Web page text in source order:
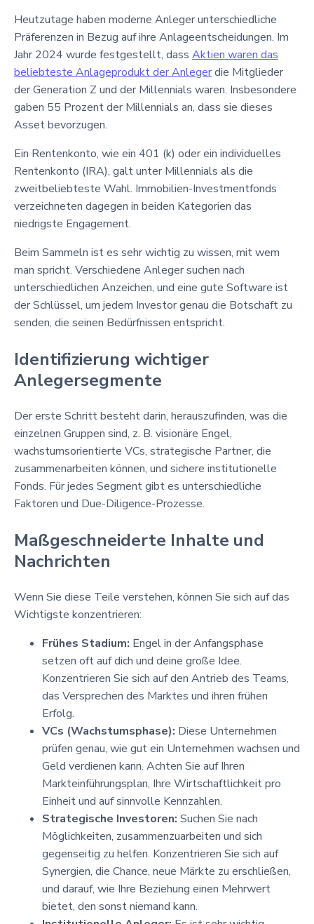
Heutzutage haben moderne Anleger unterschiedliche
Präferenzen in Bezug auf ihre Anlageentscheidungen. Im
Jahr 2024 wurde festgestellt, dass Aktien waren das
beliebteste Anlageprodukt der Anlegerdie Mitglieder
der Generation Z und der Millennials waren. Insbesondere
gaben 55 Prozent der Millennials an, dass sie dieses
Asset bevorzugen.
Ein Rentenkonto, wie ein 401 (k) oder ein individuelles
Rentenkonto (IRA), galt unter Millennials als die
zweitbeliebteste Wahl. Immobilien-Investmentfonds
verzeichneten dagegen in beiden Kategorien das
niedrigste Engagement.
Beim Sammeln ist es sehr wichtig zu wissen, mit wem
man spricht. Verschiedene Anleger suchen nach
unterschiedlichen Anzeichen, und eine gute Software ist
der Schlüssel, um jedem Investor genau die Botschaft zu
senden, die seinen Bedürfnissen entspricht.
Identifizierung wichtiger
Anlegersegmente
Der erste Schritt besteht darin, herauszufinden, was die
einzelnen Gruppen sind, z. B. visionäre Engel,
wachstumsorientierte VCs, strategische Partner, die
zusammenarbeiten können, und sichere institutionelle
Fonds. Für jedes Segment gibt es unterschiedliche
Faktoren und Due-Diligence-Prozesse.
Maßgeschneiderte Inhalte und
Nachrichten
Wenn Sie diese Teile verstehen, können Sie sich auf das
Wichtigste konzentrieren:
Frühes Stadium: Engel in der Anfangsphase
setzen oft auf dich und deine große Idee.
Konzentrieren Sie sich auf den Antrieb des Teams,
das Versprechen des Marktes und ihren frühen
Erfolg.
VCs (Wachstumsphase): Diese Unternehmen
prüfen genau, wie gut ein Unternehmen wachsen und
Geld verdienen kann. Achten Sie auf Ihren
Markteinführungsplan, Ihre Wirtschaftlichkeit pro
Einheit und auf sinnvolle Kennzahlen.
Strategische Investoren: Suchen Sie nach
Möglichkeiten, zusammenzuarbeiten und sich
gegenseitig zu helfen. Konzentrieren Sie sich auf
Synergien, die Chance, neue Märkte zu erschließen,
und darauf, wie Ihre Beziehung einen Mehrwert
bietet, den sonst niemand kann.